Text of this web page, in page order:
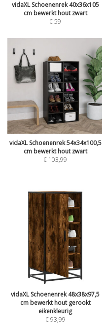
vidaXL Schoenenrek 40x36x105
cm bewerkt hout zwart
€59
vidaXL Schoenenrek 54x34x100,5
cm bewerkt hout zwart
€ 103,99
vidaXL Schoenenrek 48x38x97,5
cm bewerkt hout gerookt
eikenkleurig
€93,99